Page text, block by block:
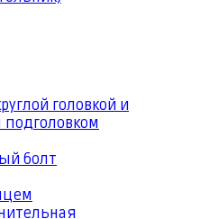
головкой и
болт